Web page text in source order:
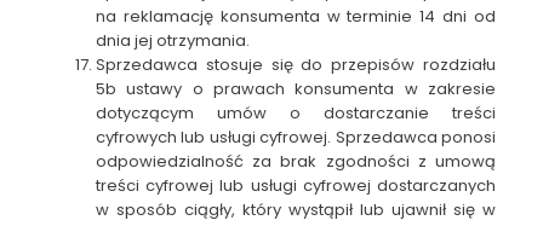
na reklamację konsumenta w terminie 14 dni od
dnia jej otrzymania.
Sprzedawca stosuje się do przepisów rozdziału
5b ustawy o prawach konsumenta w zakresie
dotyczącym umów o dostarczanie treści
cyfrowych lub usługi cyfrowej. Sprzedawca ponosi
odpowiedzialność za brak zgodności z umową
treści cyfrowej lub usługi cyfrowej dostarczanych
w sposób ciągły, który wystąpił lub ujawnił się w